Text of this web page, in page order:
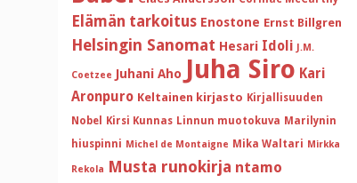
Elämän tarkoitus Enostone Ernst Billgren
Helsingin Sanomat Hesari Idoli J.M.
Coetzee Juhani Aho Juha Siro Kari
Aronpuro Keltainen kirjasto Kirjallisuuden
Nobel
Kirsi Kunnas Linnun muotokuva Marilynin
hiuspinni Michel de Montaigne Mika Waltari Mirkka
Rekola Musta runokirja ntamo